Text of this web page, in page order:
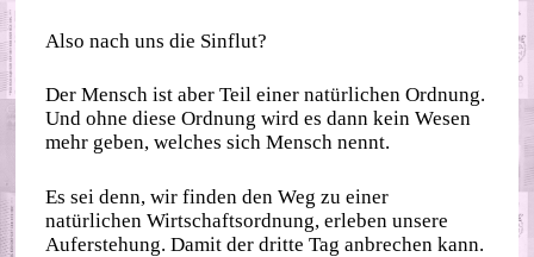
Also nach uns die Sinflut?
Der Mensch ist aber Teil einer natürlichen Ordnung.
Und ohne diese Ordnung wird es dann kein Wesen
mehr geben, welches sich Mensch nennt.
Es sei denn, wir finden den Weg zu einer
natürlichen Wirtschaftsordnung, erleben unsere
Auferstehung. Damit der dritte Tag anbrechen kann.